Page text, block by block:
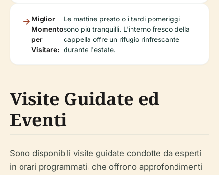
Miglior
Momento
per
Visitare:
Le mattine presto o i tardi pomeriggi
sono più tranquilli. L'interno fresco della
cappella offre un rifugio rinfrescante
durante l'estate.
Visite Guidate ed
Eventi
Sono disponibili visite guidate condotte da esperti
in orari programmati, che offrono approfondimenti